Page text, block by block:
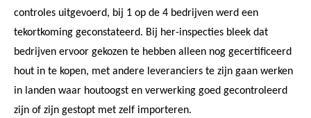
controles uitgevoerd, bij 1 op de 4 bedrijven werd een
tekortkoming geconstateerd. Bij her-inspecties bleek dat
bedrijven ervoor gekozen te hebben alleen nog gecertificeerd
hout in te kopen, met andere leveranciers te zijn gaan werken
in landen waar houtoogst en verwerking goed gecontroleerd
zijn of zijn gestopt met zelf importeren.